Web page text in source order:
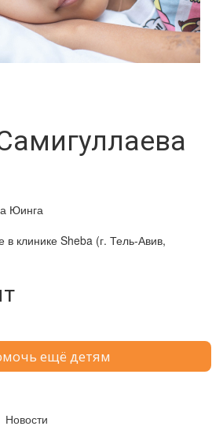
Юинга
в клинике Sheba (г. Тель-Авив,
ещё детям
Новости